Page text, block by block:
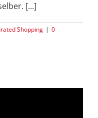
[...]
Shopping | 0